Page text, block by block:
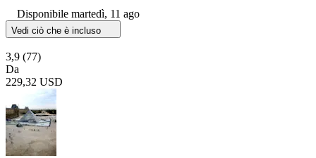
Disponibile martedì, 11 ago
Vedi ciò che è incluso
3,9 (77)
Da
229,32 USD